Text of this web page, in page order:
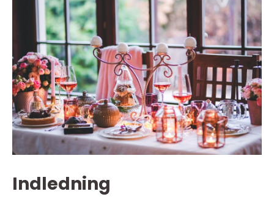
Indledning